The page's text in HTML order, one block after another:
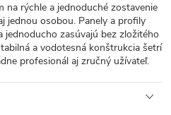
na rýchle a jednoduché zostavenie
jednou osobou. Panely a profily
jednoducho zasúvajú bez zložitého
a vodotesná konštrukcia šetrí
profesionál aj zručný užívateľ.